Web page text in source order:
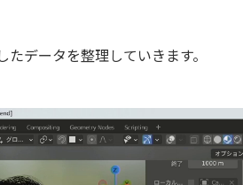
データを整理していきます。